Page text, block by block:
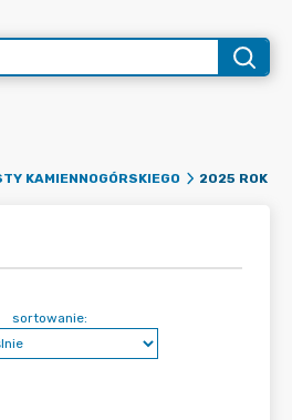
KAMIENNOGÓRSKIEGO
2025 ROK
sortowanie: